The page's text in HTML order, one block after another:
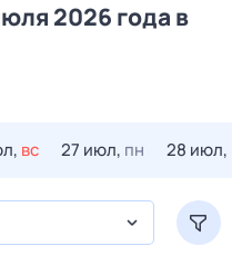
2026 года в
вс 27 июл, пн 28 июл,